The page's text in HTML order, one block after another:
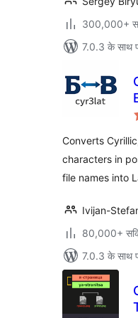
300,000+
7.0.3 के साथ
Converts
characters in
file names into
Ivijan-
80,000+
7.0.3 के साथ